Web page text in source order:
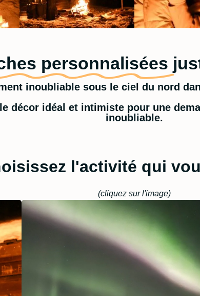
personnalisées
inoubliable sous le ciel du nord
décor idéal et intimiste pour une
inoubliable.
l'activité qui
(cliquez sur l'image)